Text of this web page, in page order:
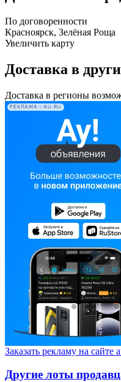
По договоренности
Красноярск, Зелёная Роща
Увеличить карту
Доставка в
Доставка в регионы
РЕКЛАМА • AU.RU
Заказать рекламу на сайте
Другие лоты